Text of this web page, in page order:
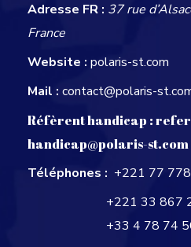
Adresse FR : 37 rue
France
Website : polaris-st.com
Mail : contact@polaris-
Réfèrent handicap :
handicap@polaris-st.com
Téléphones : +221 77
+221 33 867
+33 4 78 74 50